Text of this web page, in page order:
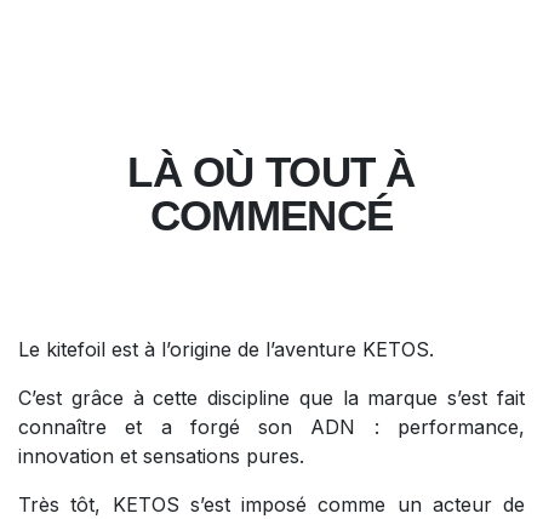
LÀ OÙ TOUT À
COMMENCÉ
Le kitefoil est à l’origine de l’aventure KETOS.
C’est grâce à cette discipline que la marque s’est fait
connaître et a forgé son ADN : performance,
innovation et sensations pures.
Très tôt, KETOS s’est imposé comme un acteur de